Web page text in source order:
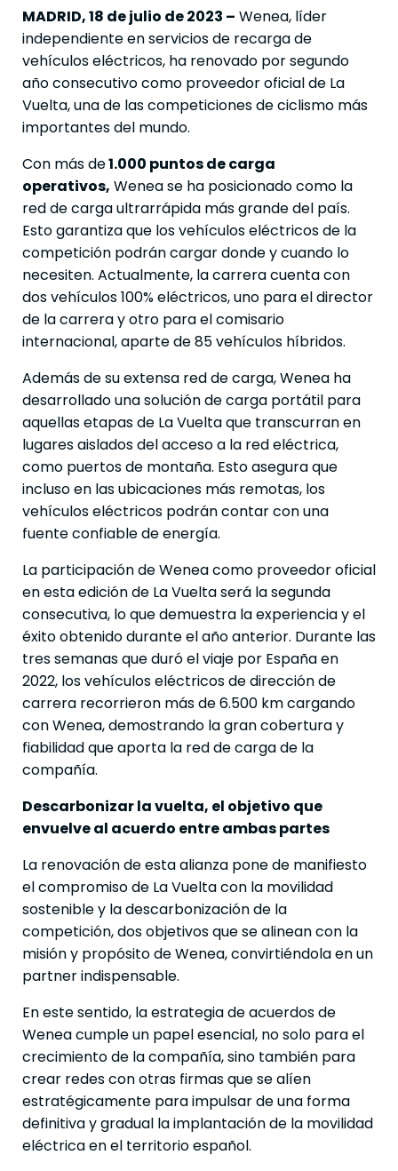
MADRID, 18 de julio de 2023 – Wenea, líder
independiente en servicios de recarga de
vehículos eléctricos, ha renovado por segundo
año consecutivo como proveedor oficial de La
Vuelta, una de las competiciones de ciclismo más
importantes del mundo.
Con más de1.000 puntos de carga
operativos, Wenea se ha posicionado como la
red de carga ultrarrápida más grande del país.
Esto garantiza que los vehículos eléctricos de la
competición podrán cargar donde y cuando lo
necesiten. Actualmente, la carrera cuenta con
dos vehículos 100% eléctricos, uno para el director
de la carrera y otro para el comisario
internacional, aparte de 85 vehículos híbridos.
Además de su extensa red de carga, Wenea ha
desarrollado una solución de carga portátil para
aquellas etapas de La Vuelta que transcurran en
lugares aislados del acceso a la red eléctrica,
como puertos de montaña. Esto asegura que
incluso en las ubicaciones más remotas, los
vehículos eléctricos podrán contar con una
fuente confiable de energía.
La participación de Wenea como proveedor oficial
en esta edición de La Vuelta será la segunda
consecutiva, lo que demuestra la experiencia y el
éxito obtenido durante el año anterior. Durante las
tres semanas que duró el viaje por España en
2022, los vehículos eléctricos de dirección de
carrera recorrieron más de 6.500 km cargando
con Wenea, demostrando la gran cobertura y
fiabilidad que aporta la red de carga de la
compañía.
Descarbonizar la vuelta, el objetivo que
envuelve al acuerdo entre ambas partes
La renovación de esta alianza pone de manifiesto
el compromiso de La Vuelta con la movilidad
sostenible y la descarbonización de la
competición, dos objetivos que se alinean con la
misión y propósito de Wenea, convirtiéndola en un
partner indispensable.
En este sentido, la estrategia de acuerdos de
Wenea cumple un papel esencial, no solo para el
crecimiento de la compañía, sino también para
crear redes con otras firmas que se alíen
estratégicamente para impulsar de una forma
definitiva y gradual la implantación de la movilidad
eléctrica en el territorio español.